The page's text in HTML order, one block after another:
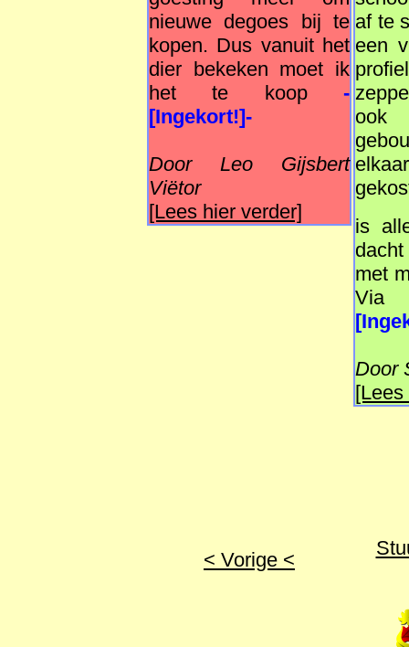
nieuwe degoes bij te
kopen. Dus vanuit het
dier bekeken moet ik
het te koop -
[Ingekort!]-
Door Leo Gijsbert
Viëtor
[Lees hier verder]
af te
een
ook
is
met
Door
[Lees
< Vorige <